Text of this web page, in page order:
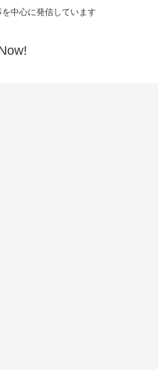
中心に発信しています